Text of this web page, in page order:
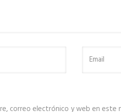
correo electrónico y web en este